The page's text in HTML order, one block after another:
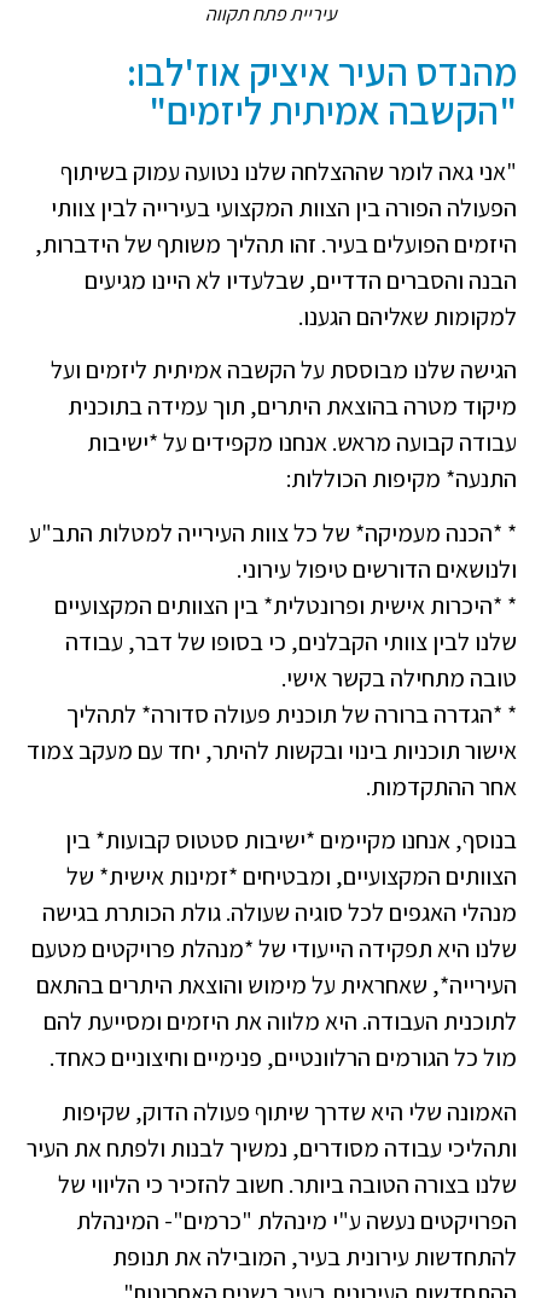
עיריית פתח תקווה
מהנדס העיר איציק אוז'לבו:
"הקשבה אמיתית ליזמים"
"אני גאה לומר שההצלחה שלנו נטועה עמוק בשיתוף
הפעולה הפורה בין הצוות המקצועי בעירייה לבין צוותי
היזמים הפועלים בעיר. זהו תהליך משותף של הידברות,
הבנה והסברים הדדיים, שבלעדיו לא היינו מגיעים
למקומות שאליהם הגענו.
הגישה שלנו מבוססת על הקשבה אמיתית ליזמים ועל
מיקוד מטרה בהוצאת היתרים, תוך עמידה בתוכנית
עבודה קבועה מראש. אנחנו מקפידים על *ישיבות
התנעה* מקיפות הכוללות:
* *הכנה מעמיקה* של כל צוות העירייה למטלות התב"ע
ולנושאים הדורשים טיפול עירוני.
* *היכרות אישית ופרונטלית* בין הצוותים המקצועיים
שלנו לבין צוותי הקבלנים, כי בסופו של דבר, עבודה
טובה מתחילה בקשר אישי.
* *הגדרה ברורה של תוכנית פעולה סדורה* לתהליך
אישור תוכניות בינוי ובקשות להיתר, יחד עם מעקב צמוד
אחר ההתקדמות.
בנוסף, אנחנו מקיימים *ישיבות סטטוס קבועות* בין
הצוותים המקצועיים, ומבטיחים *זמינות אישית* של
מנהלי האגפים לכל סוגיה שעולה. גולת הכותרת בגישה
שלנו היא תפקידה הייעודי של *מנהלת פרויקטים מטעם
העירייה*, שאחראית על מימוש והוצאת היתרים בהתאם
לתוכנית העבודה. היא מלווה את היזמים ומסייעת להם
מול כל הגורמים הרלוונטיים, פנימיים וחיצוניים כאחד.
האמונה שלי היא שדרך שיתוף פעולה הדוק, שקיפות
ותהליכי עבודה מסודרים, נמשיך לבנות ולפתח את העיר
שלנו בצורה הטובה ביותר. חשוב להזכיר כי הליווי של
הפרויקטים נעשה ע"י מינהלת "כרמים"- המינהלת
להתחדשות עירונית בעיר, המובילה את תנופת